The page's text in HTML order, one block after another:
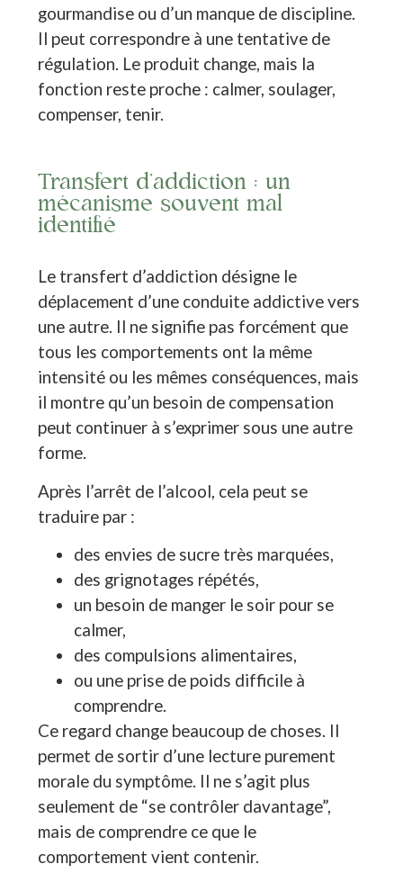
gourmandise ou d’un manque de discipline.
Il peut correspondre à une tentative de
régulation. Le produit change, mais la
fonction reste proche : calmer, soulager,
compenser, tenir.
Transfert d’addiction : un
mécanisme souvent mal
identifié
Le transfert d’addiction désigne le
déplacement d’une conduite addictive vers
une autre. Il ne signifie pas forcément que
tous les comportements ont la même
intensité ou les mêmes conséquences, mais
il montre qu’un besoin de compensation
peut continuer à s’exprimer sous une autre
forme.
Après l’arrêt de l’alcool, cela peut se
traduire par :
des envies de sucre très marquées,
des grignotages répétés,
un besoin de manger le soir pour se
calmer,
des compulsions alimentaires,
ou une prise de poids difficile à
comprendre.
Ce regard change beaucoup de choses. Il
permet de sortir d’une lecture purement
morale du symptôme. Il ne s’agit plus
seulement de “se contrôler davantage”,
mais de comprendre ce que le
comportement vient contenir.